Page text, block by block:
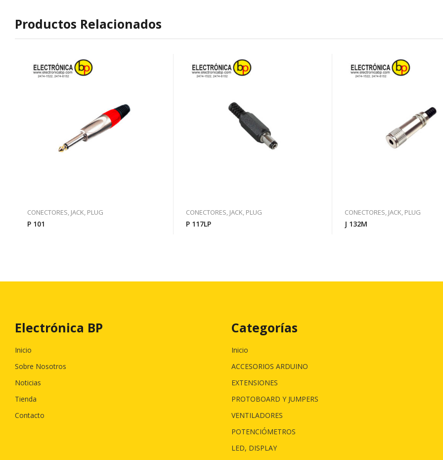
Productos Relacionados
CONECTORES, JACK, PLUG
P 101
CONECTORES, JACK, PLUG
P 117LP
CONECTORES, JACK, PLUG
J 132M
Electrónica BP
Inicio
Sobre Nosotros
Noticias
Tienda
Contacto
Categorías
Inicio
ACCESORIOS ARDUINO
EXTENSIONES
PROTOBOARD Y JUMPERS
VENTILADORES
POTENCIÓMETROS
LED, DISPLAY